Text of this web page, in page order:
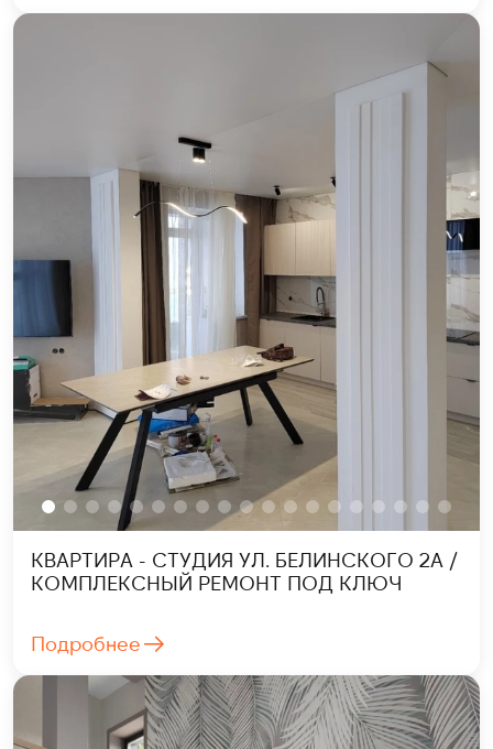
КВАРТИРА - СТУДИЯ УЛ. БЕЛИНСКОГО 2А /
КОМПЛЕКСНЫЙ РЕМОНТ ПОД КЛЮЧ
Подробнее